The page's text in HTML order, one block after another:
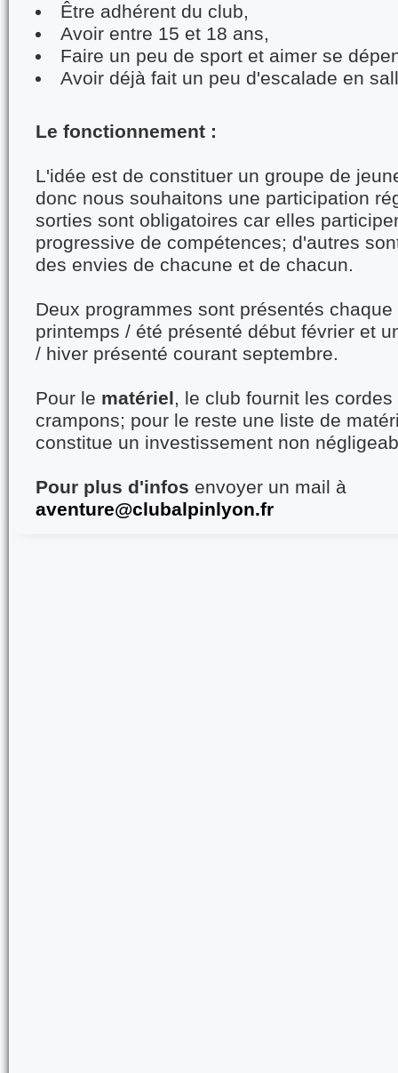
Être adhérent du club,
Avoir entre 15 et 18 ans,
Faire un peu de sport et aimer se
Avoir déjà fait un peu d'escalade en
Le fonctionnement :
L'idée est de constituer un groupe de
donc nous souhaitons une participation
sorties sont obligatoires car elles
progressive de compétences; d'autres
des envies de chacune et de chacun.
Deux programmes sont présentés
printemps / été présenté début février et
/ hiver présenté courant septembre.
Pour le matériel, le club fournit les
crampons; pour le reste une liste de
constitue un investissement non
Pour plus d'infos envoyer un mail à
aventure@clubalpinlyon.fr